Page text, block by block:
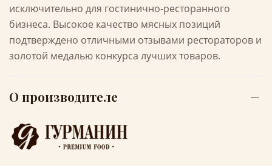
исключительно для гостинично-ресторанного
бизнеса. Высокое качество мясных позиций
подтверждено отличными отзывами рестораторов и
золотой медалью конкурса лучших товаров.
О производителе